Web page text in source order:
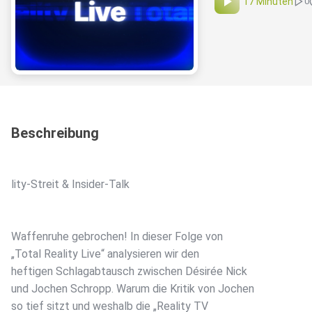
Beschreibung
lity-Streit & Insider-Talk
Waffenruhe gebrochen! In dieser Folge von
„Total Reality Live“ analysieren wir den
heftigen Schlagabtausch zwischen Désirée Nick
und Jochen Schropp. Warum die Kritik von Jochen
so tief sitzt und weshalb die „Reality TV